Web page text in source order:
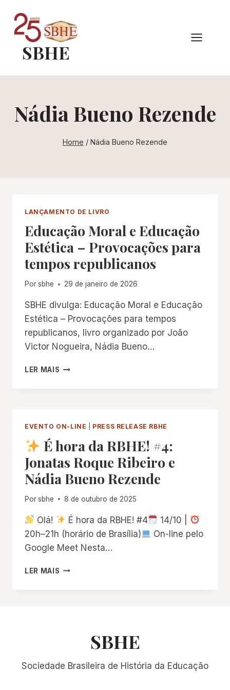
para
ConteúdoSBHE
Nádia Bueno Rezende
Home / Nádia Bueno Rezende
LANÇAMENTO DE LIVRO
Educação Moral e Educação
Estética – Provocações para
tempos republicanos
Porsbhe 29 de janeiro de 2026
SBHE divulga: Educação Moral e Educação
Estética – Provocações para tempos
republicanos, livro organizado por João
Victor Nogueira, Nádia Bueno…
LER MAIS EDUCAÇÃO
PROVOCAÇÕES
PARA
TEMPOS
REPUBLICANOS
EVENTO ON-LINE PRESS RELEASE RBHE
É hora da RBHE! #4:
Jonatas Roque Ribeiro e
Nádia Bueno Rezende
Porsbhe 8 de outubro de 2025
Olá! É hora da RBHE! #4
14/10 |
20h–21h (horário de Brasília)
On-line pelo
Google Meet Nesta…
LER MAIS
E
SBHE
Sociedade Brasileira de História da Educação